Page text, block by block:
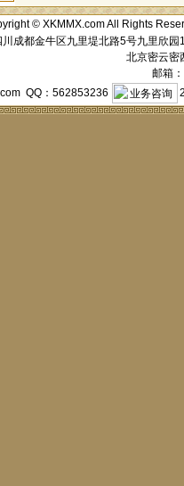
© XKMMX.com All Rights
川成都金牛区九里堤北路5号九里欣
北京密云密
邮箱
QQ：562853236